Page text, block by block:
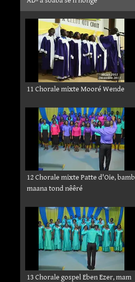
11 Chorale mixte Mooré Wende
12 Chorale mixte Patte d'Oie, bamb
maana tond nêêré
13 Chorale gospel Eben Ezer, mam